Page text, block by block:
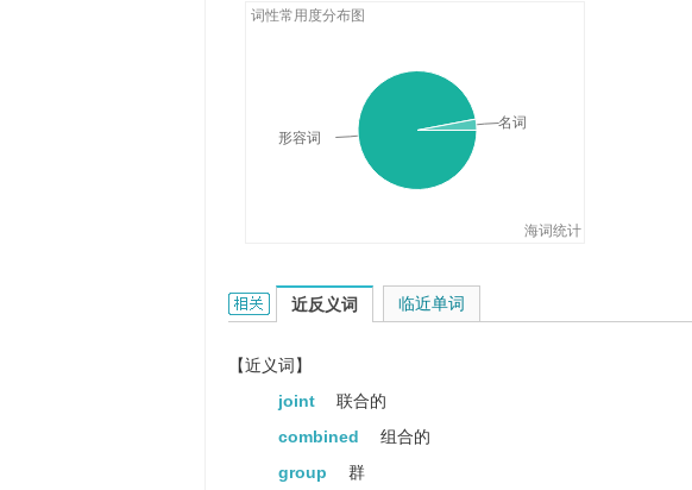
我们结成一个战斗集体。
词性常用度分布图
海词统计
形容词
名词
collective的相关资料：
近反义词
【近义词】
joint
联合的
combined
组合的
group
群
临近单词